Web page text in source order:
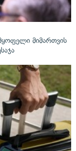
მიმართვის